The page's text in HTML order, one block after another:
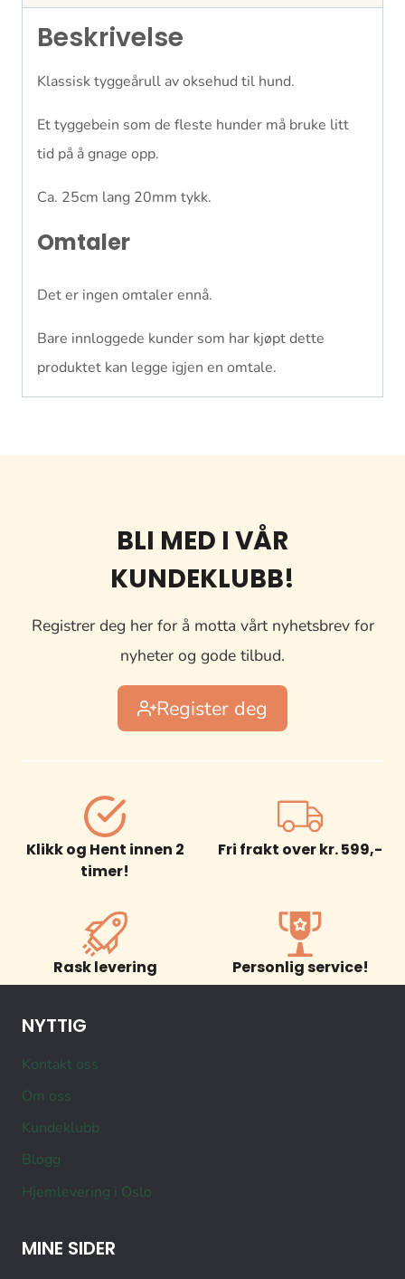
Beskrivelse
Klassisk tyggeårull av oksehud til hund.
Et tyggebein som de fleste hunder må bruke litt
tid på å gnage opp.
Ca. 25cm lang 20mm tykk.
Omtaler
Det er ingen omtaler ennå.
Bare innloggede kunder som har kjøpt dette
produktet kan legge igjen en omtale.
BLI MED I VÅR
KUNDEKLUBB!
Registrer deg her for å motta vårt nyhetsbrev for
nyheter og gode tilbud.
Register deg
Klikk og Hent innen 2
timer!
Fri frakt over kr. 599,-
Rask levering Personlig service!
NYTTIG
Kontakt oss
Om oss
Kundeklubb
Blogg
Hjemlevering i Oslo
MINE SIDER